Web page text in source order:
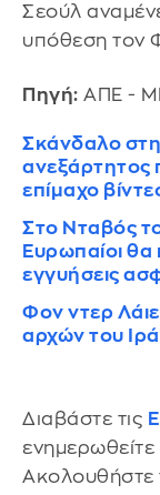
Σεούλ
υπόθεση τον
Πηγή: ΑΠΕ -
Σκάνδαλο
ανεξάρτητος
επίμαχο
Στο Νταβός
Ευρωπαίοι θα
εγγυήσεις
Φον ντερ
αρχών του
Διαβάστε τις
Ακολουθήστε